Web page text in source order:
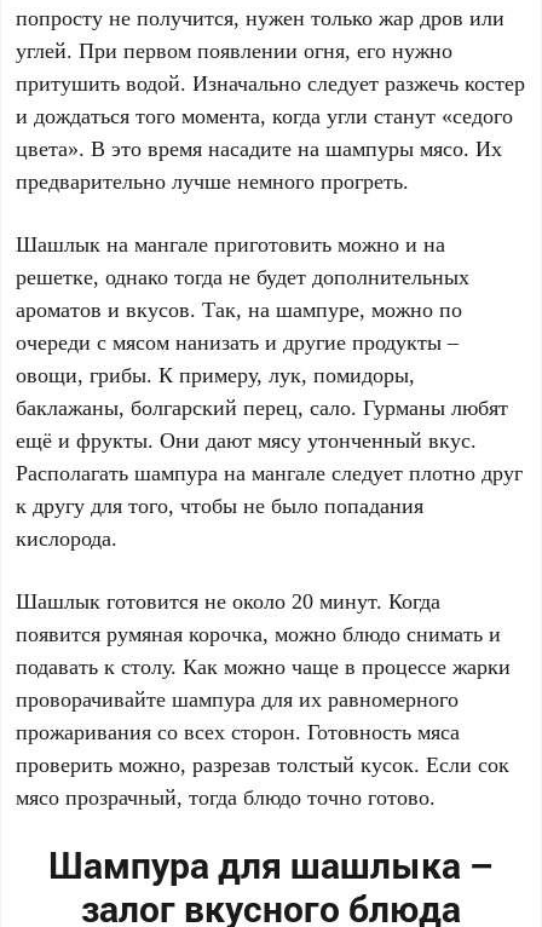
попросту не получится, нужен только жар дров или
углей. При первом появлении огня, его нужно
притушить водой. Изначально следует разжечь костер
и дождаться того момента, когда угли станут «седого
цвета». В это время насадите на шампуры мясо. Их
предварительно лучше немного прогреть.
Шашлык на мангале приготовить можно и на
решетке, однако тогда не будет дополнительных
ароматов и вкусов. Так, на шампуре, можно по
очереди с мясом нанизать и другие продукты –
овощи, грибы. К примеру, лук, помидоры,
баклажаны, болгарский перец, сало. Гурманы любят
ещё и фрукты. Они дают мясу утонченный вкус.
Располагать шампура на мангале следует плотно друг
к другу для того, чтобы не было попадания
кислорода.
Шашлык готовится не около 20 минут. Когда
появится румяная корочка, можно блюдо снимать и
подавать к столу. Как можно чаще в процессе жарки
проворачивайте шампура для их равномерного
прожаривания со всех сторон. Готовность мяса
проверить можно, разрезав толстый кусок. Если сок
мясо прозрачный, тогда блюдо точно готово.
Шампура для шашлыка –
залог вкусного блюда